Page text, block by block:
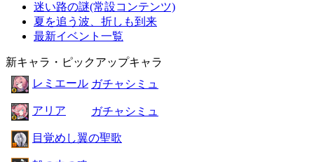
迷い路の謎(常設コンテンツ)
夏を追う波、折しも到来
最新イベント一覧
新キャラ・ピックアップキャラ
レミエール ガチャシミュ
アリア ガチャシミュ
目覚めし翼の聖歌